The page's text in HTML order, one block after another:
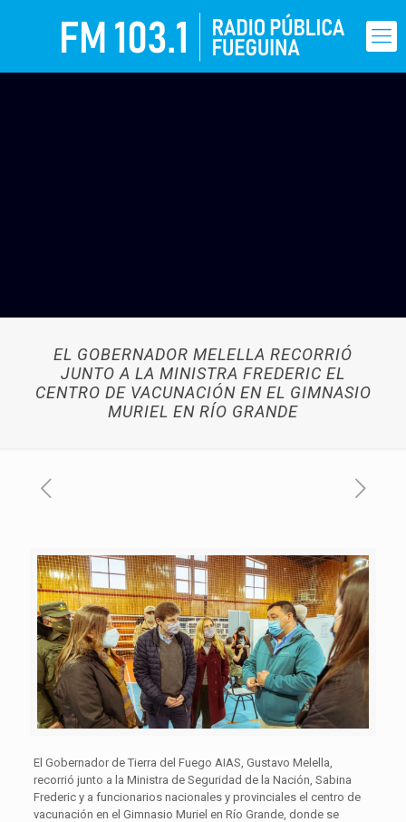
EL GOBERNADOR MELELLA RECORRIÓ
JUNTO A LA MINISTRA FREDERIC EL
CENTRO DE VACUNACIÓN EN EL GIMNASIO
MURIEL EN RÍO GRANDE
El Gobernador de Tierra del Fuego AIAS, Gustavo Melella,
recorrió junto a la Ministra de Seguridad de la Nación, Sabina
Frederic y a funcionarios nacionales y provinciales el centro de
vacunación en el Gimnasio Muriel en Río Grande, donde se